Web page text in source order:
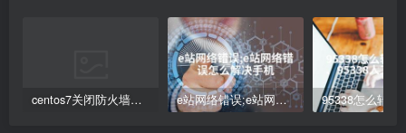
centos7关闭防火墙命令(Centos7防火墙关闭步骤解析) e站网络错误;e站网络错误怎么解决手机